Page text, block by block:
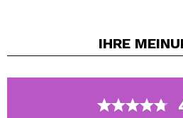
Seine Größe ist perfekt, um es
Die Raw -Lidschatten-Palette
aus Nude-, Rötungs- und
IHRE